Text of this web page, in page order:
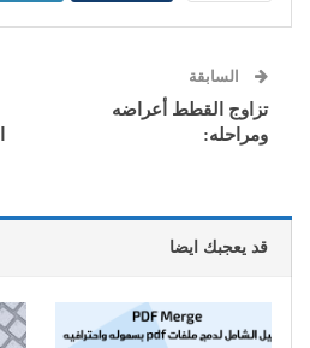
السابقة
تزاوج القطط أعراضه
ومراحله:
قد يعجبك ايضا